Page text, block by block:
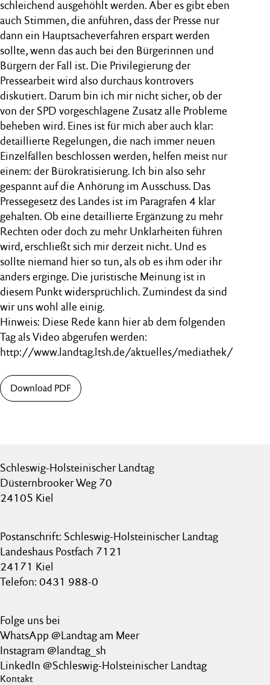
schleichend ausgehöhlt werden. Aber es gibt eben
auch Stimmen, die anführen, dass der Presse nur
dann ein Hauptsacheverfahren erspart werden
sollte, wenn das auch bei den Bürgerinnen und
Bürgern der Fall ist. Die Privilegierung der
Pressearbeit wird also durchaus kontrovers
diskutiert. Darum bin ich mir nicht sicher, ob der
von der SPD vorgeschlagene Zusatz alle Probleme
beheben wird. Eines ist für mich aber auch klar:
detaillierte Regelungen, die nach immer neuen
Einzelfällen beschlossen werden, helfen meist nur
einem: der Bürokratisierung. Ich bin also sehr
gespannt auf die Anhörung im Ausschuss. Das
Pressegesetz des Landes ist im Paragrafen 4 klar
gehalten. Ob eine detaillierte Ergänzung zu mehr
Rechten oder doch zu mehr Unklarheiten führen
wird, erschließt sich mir derzeit nicht. Und es
sollte niemand hier so tun, als ob es ihm oder ihr
anders erginge. Die juristische Meinung ist in
diesem Punkt widersprüchlich. Zumindest da sind
wir uns wohl alle einig.
Hinweis: Diese Rede kann hier ab dem folgenden
Tag als Video abgerufen werden:
http://www.landtag.ltsh.de/aktuelles/mediathek/
Download PDF
Schleswig-Holsteinischer Landtag
Düsternbrooker Weg 70
24105 Kiel
Postanschrift: Schleswig-Holsteinischer Landtag
Landeshaus Postfach 7121
24171 Kiel
Telefon: 0431 988-0
Folge uns bei
WhatsApp @Landtag am Meer
Instagram @landtag_sh
LinkedIn @Schleswig-Holsteinischer Landtag
Kontakt